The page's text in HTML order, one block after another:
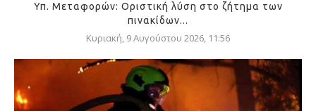
Υπ. Μεταφορών: Οριστική λύση στο ζήτημα των
πινακίδων...
Κυριακή, 9 Αυγούστου 2026, 11:56